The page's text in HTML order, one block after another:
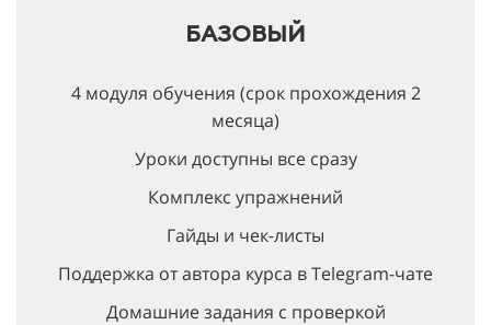
БАЗОВЫЙ
4 модуля обучения (срок прохождения 2
месяца)
Уроки доступны все сразу
Комплекс упражнений
Гайды и чек-листы
Поддержка от автора курса в Telegram-чате
Домашние задания с проверкой